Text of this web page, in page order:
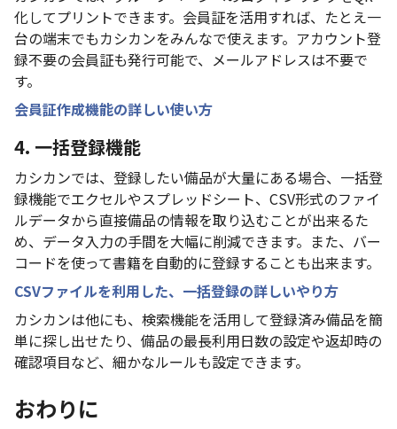
化してプリントできます。会員証を活用すれば、たとえ一
台の端末でもカシカンをみんなで使えます。アカウント登
録不要の会員証も発行可能で、メールアドレスは不要で
す。
会員証作成機能の詳しい使い方
4. 一括登録機能
カシカンでは、登録したい備品が大量にある場合、一括登
録機能でエクセルやスプレッドシート、CSV形式のファイ
ルデータから直接備品の情報を取り込むことが出来るた
め、データ入力の手間を大幅に削減できます。また、バー
コードを使って書籍を自動的に登録することも出来ます。
CSVファイルを利用した、一括登録の詳しいやり方
カシカンは他にも、検索機能を活用して登録済み備品を簡
単に探し出せたり、備品の最長利用日数の設定や返却時の
確認項目など、細かなルールも設定できます。
おわりに